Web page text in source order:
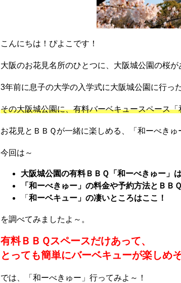
こんにちは！ぴよこです！
大阪のお花見名所のひとつに、大阪城公園の桜が
3年前に息子の大学の入学式に大阪城公園に行っ
その大阪城公園に、有料バーベキュースペース
お花見とＢＢＱが一緒に楽しめる、「和ーべきゅ
今回は～
大阪城公園の有料ＢＢＱ「和ーべきゅー」
「和ーべきゅー」の料金や予約方法とＢＢ
「 和ーベキュー」の凄いところはここ！
を調べてみましたよ～。
有料ＢＢＱスペースだけあって、
とっても簡単にバーベキューが楽しめ
では、「和ーべきゅー」行ってみよ～！